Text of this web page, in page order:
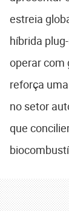
estreia
híbrida
operar com
reforça
no setor
que